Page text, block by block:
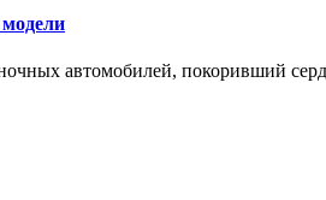
автомобилей, покоривший